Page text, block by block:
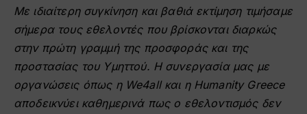
Με ιδιαίτερη συγκίνηση και βαθιά εκτίμηση τιμήσαμε
σήμερα τους εθελοντές που βρίσκονται διαρκώς
στην πρώτη γραμμή της προσφοράς και της
προστασίας του Υμηττού. Η συνεργασία μας με
οργανώσεις όπως η We4all και η Humanity Greece
αποδεικνύει καθημερινά πως ο εθελοντισμός δεν